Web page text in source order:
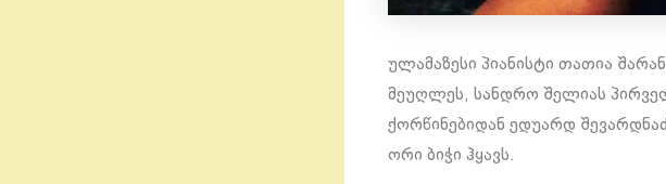
ულამაზესი პიანისტი თათია
მეუღლეს, სანდრო შელიას
ქორწინებიდან ედუარდ
ორი ბიჭი ჰყავს.